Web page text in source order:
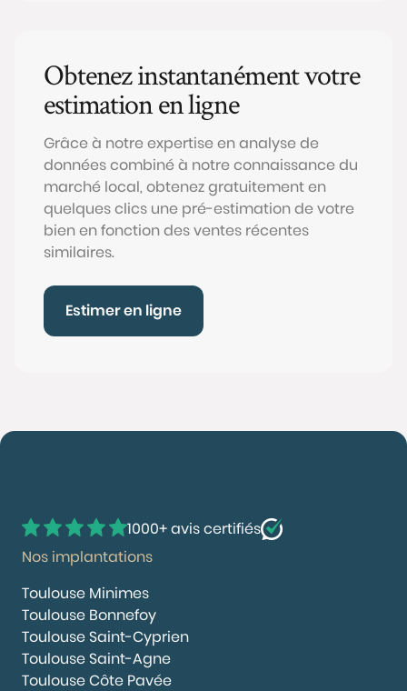
Obtenez instantanément votre
estimation en ligne
Grâce à notre expertise en analyse de
données combiné à notre connaissance du
marché local, obtenez gratuitement en
quelques clics une pré-estimation de votre
bien en fonction des ventes récentes
similaires.
Estimer en ligne
1000+ avis certifiés
Nos implantations
Toulouse Minimes
Toulouse Bonnefoy
Toulouse Saint-Cyprien
Toulouse Saint-Agne
Toulouse Côte Pavée